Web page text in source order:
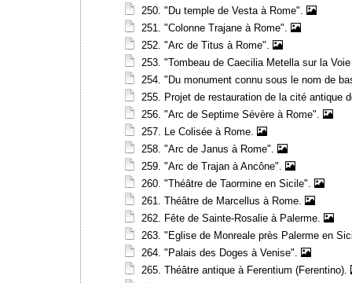
250. "Du temple de Vesta à Rome".
251. "Colonne Trajane à Rome".
252. "Arc de Titus à Rome".
253. "Tombeau de Caecilia Metella sur la
254. "Du monument connu sous le nom de
255. Projet de restauration de la cité antique
256. "Arc de Septime Sévère à Rome".
257. Le Colisée à Rome.
258. "Arc de Janus à Rome".
259. "Arc de Trajan à Ancône".
260. "Théâtre de Taormine en Sicile".
261. Théâtre de Marcellus à Rome.
262. Fête de Sainte-Rosalie à Palerme.
263. "Eglise de Monreale près Palerme en
264. "Palais des Doges à Venise".
265. Théâtre antique à Ferentium (Ferentino).